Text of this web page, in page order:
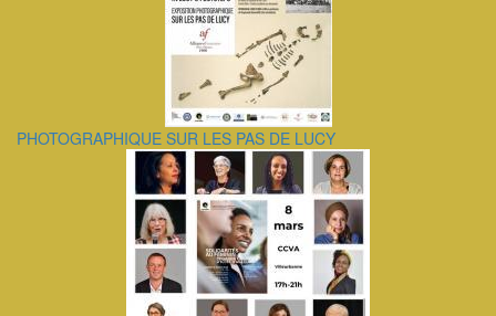
PHOTOGRAPHIQUE SUR LES PAS DE LUCY